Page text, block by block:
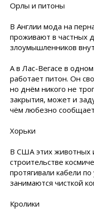
Орлы и питоны
В Англии мода на
проживают в частных
злоумышленников
А в Лас-Вегасе в
работает питон. Он
но днём никого не
закрытия, может и
чём любезно
Хорьки
В США этих животных
строительстве
протягивали кабели
занимаются чисткой
Кролики